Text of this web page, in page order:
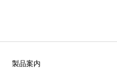
製品案内